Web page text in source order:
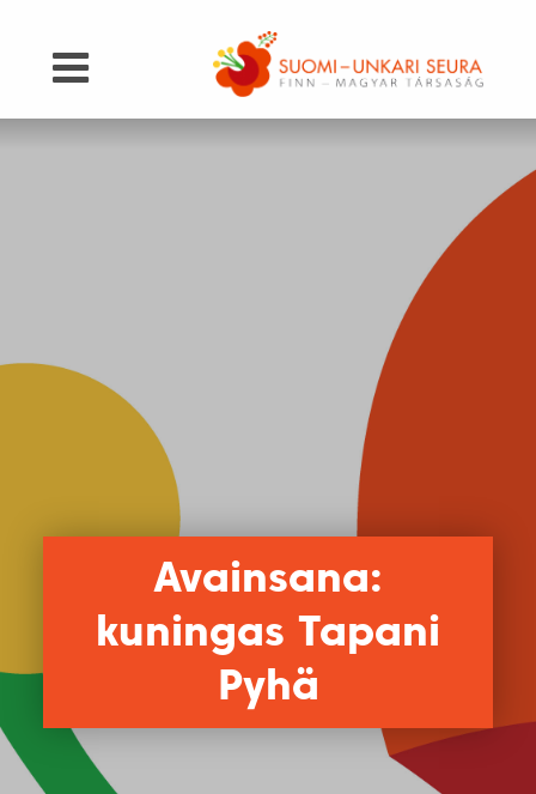
Avainsana:
kuningas Tapani
Pyhä